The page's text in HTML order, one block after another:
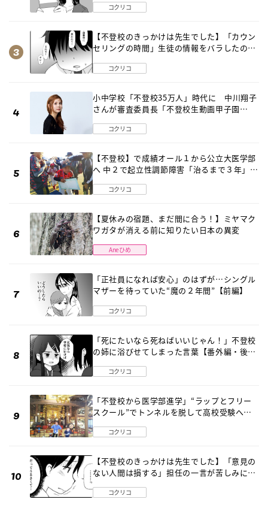
コクリコ
【不登校のきっかけは先生でした】「カウン
セリングの時間」生徒の情報をバラしたの
コクリコ
小中学校「不登校35万人」時代に 中川翔子
さんが審査委員長「不登校生動画甲子園
コクリコ
【不登校】で成績オール１から公立大医学部
へ 中２で起立性調節障害「治るまで３年」の
コクリコ
【夏休みの宿題、まだ間に合う！】ミヤマク
ワガタが消える前に知りたい日本の異変
Aneひめ
「正社員になれば安心」のはずが…シングル
マザーを待っていた“魔の２年間”【前編】
コクリコ
「死にたいなら死ねばいいじゃん！」不登校
の姉に浴びせてしまった言葉【番外編・後
コクリコ
「不登校から医学部進学」“ラップとフリー
スクール”でトンネルを脱して高校受験へ
コクリコ
【不登校のきっかけは先生でした】「意見の
ない人間は損する」担任の一言が苦しみに…
コクリコ